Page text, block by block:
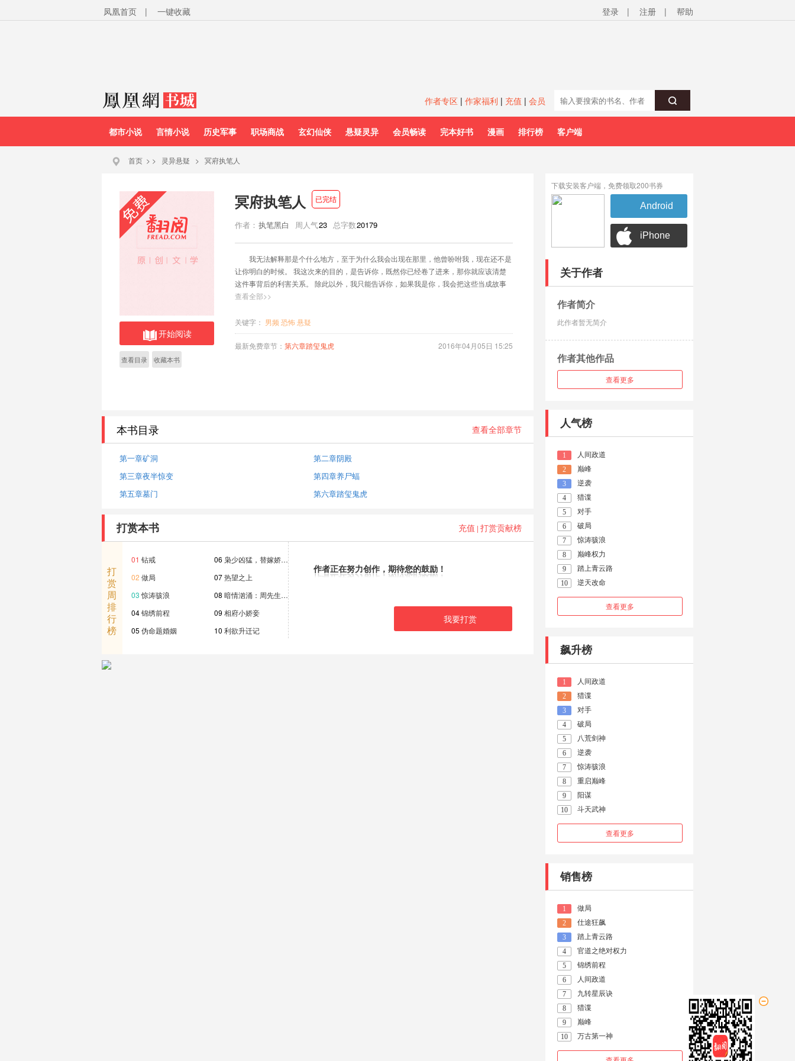
登录 | 注册 | 帮助
凤凰首页 | 一键收藏
作者专区 | 作家福利 | 充值 | 会员
都市小说 言情小说 历史军事 职场商战 玄幻仙侠 悬疑灵异 会员畅读 完本好书 漫画 排行榜 客户端
首页 > > 灵异悬疑 > 冥府执笔人
开始阅读
查看目录 收藏本书
冥府执笔人 已完结
作者： 执笔黑白 周人气23 总字数20179
我无法解释那是个什么地方，至于为什么我会出现在那里，他曾吩咐我，现在还不是
让你明白的时候。 我这次来的目的，是告诉你，既然你已经卷了进来，那你就应该清楚
这件事背后的利害关系。 除此以外，我只能告诉你，如果我是你，我会把这些当成故事
来看。仅仅是个故事，然后就此收手。 我知道这对你来讲，太不公平。但是你要明白，
这些话，我说不合适。等他从那里回来，他会亲口告诉你，关于那地方的一切。
查看全部>>
关键字： 男频恐怖悬疑
最新免费章节： 第六章踏玺鬼虎 2016年04月05日 15:25
本书目录 查看全部章节
第一章矿洞
第二章阴殿
第三章夜半惊变
第四章养尸蝠
第五章墓门
第六章踏玺鬼虎
充值 | 打赏贡献榜
打赏本书
打
赏
周
排
行
榜
01 钻戒
02 做局
03 惊涛骇浪
04锦绣前程
05 伪命题婚姻
06 枭少凶猛，替嫁娇…
07热望之上
08 暗情汹涌：周先生…
09 相府小娇妾
10 利欲升迁记
作者正在努力创作，期待您的鼓励！
我要打赏
下载安装客户端，免费领取200书券
Android
iPhone
关于作者
作者简介
此作者暂无简介
作者其他作品
查看更多
人气榜
1 人间政道
2 巅峰
3 逆袭
4 猎谍
5 对手
6 破局
7 惊涛骇浪
8 巅峰权力
9 踏上青云路
10 逆天改命
查看更多
飙升榜
1 人间政道
2 猎谍
3 对手
4 破局
5 八荒剑神
6 逆袭
7 惊涛骇浪
8 重启巅峰
9 阳谋
10 斗天武神
查看更多
销售榜
1 做局
2 仕途狂飙
3 踏上青云路
4 官道之绝对权力
5 锦绣前程
6 人间政道
7 九转星辰诀
8 猎谍
9 巅峰
10 万古第一神